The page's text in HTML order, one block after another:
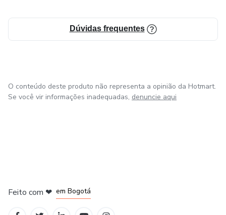
Dúvidas frequentes
O conteúdo deste produto não representa a opinião da Hotmart.
Se você vir informações inadequadas, denuncie aqui
Feito com ❤ em Bogotá